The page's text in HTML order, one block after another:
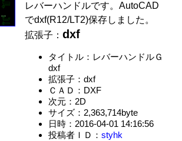
レバーハンドルです。AutoCAD
でdxf(R12/LT2)保存しました。
拡張子：dxf
タイトル：レバーハンドルＧ
dxf
拡張子：dxf
ＣＡＤ：DXF
次元：2D
サイズ：2,363,714byte
日時：2016-04-01 14:16:56
投稿者ＩＤ： styhk